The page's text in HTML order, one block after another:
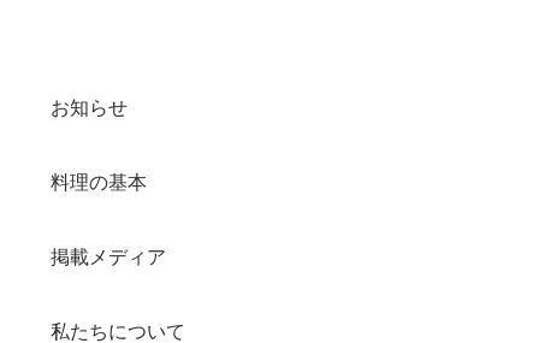
お知らせ
料理の基本
掲載メディア
私たちについて